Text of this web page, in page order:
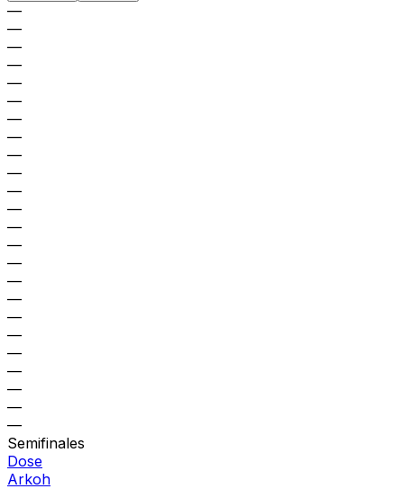
—
—
—
—
—
—
—
—
—
—
—
—
—
—
—
—
—
—
—
—
—
—
—
—
Semifinales
Dose
Arkoh